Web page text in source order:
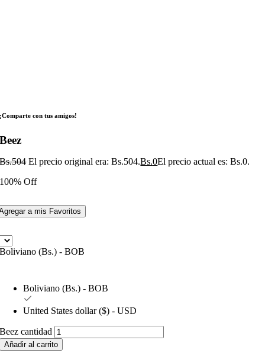
¡Comparte con tus amigos!
Beez
Bs.504 El precio original era: Bs.504.Bs.0El precio actual es: Bs.0.
100% Off
a mis Favoritos
Boliviano (Bs.) - BOB
Boliviano (Bs.) - BOB
United States dollar ($) - USD
Beez cantidad
Añadir al carrito